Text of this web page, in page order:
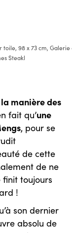
toile, 98 x 73 cm,
Steakl
manière des
fait qu’une
, pour se
de cette
de ne
toujours
!
son dernier
absolu de